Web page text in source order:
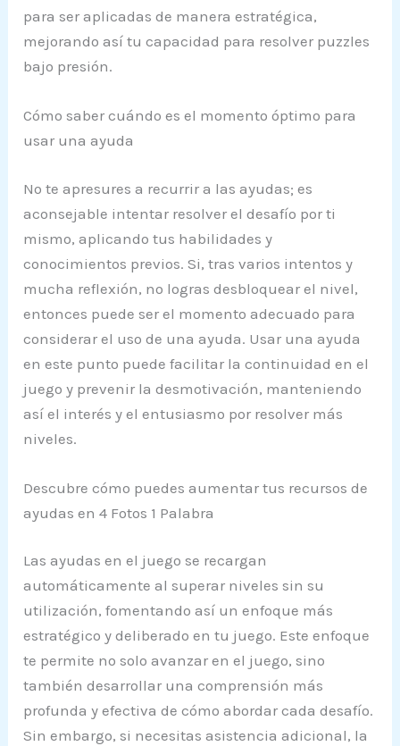
para ser aplicadas de manera estratégica,
mejorando así tu capacidad para resolver puzzles
bajo presión.
Cómo saber cuándo es el momento óptimo para
usar una ayuda
No te apresures a recurrir a las ayudas; es
aconsejable intentar resolver el desafío por ti
mismo, aplicando tus habilidades y
conocimientos previos. Si, tras varios intentos y
mucha reflexión, no logras desbloquear el nivel,
entonces puede ser el momento adecuado para
considerar el uso de una ayuda. Usar una ayuda
en este punto puede facilitar la continuidad en el
juego y prevenir la desmotivación, manteniendo
así el interés y el entusiasmo por resolver más
niveles.
Descubre cómo puedes aumentar tus recursos de
ayudas en 4 Fotos 1 Palabra
Las ayudas en el juego se recargan
automáticamente al superar niveles sin su
utilización, fomentando así un enfoque más
estratégico y deliberado en tu juego. Este enfoque
te permite no solo avanzar en el juego, sino
también desarrollar una comprensión más
profunda y efectiva de cómo abordar cada desafío.
Sin embargo, si necesitas asistencia adicional, la